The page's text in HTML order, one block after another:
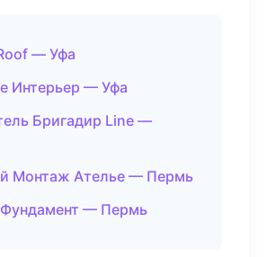
— Уфа
Интерьер — Уфа
Бригадир Line —
Монтаж Ателье — Пермь
— Пермь